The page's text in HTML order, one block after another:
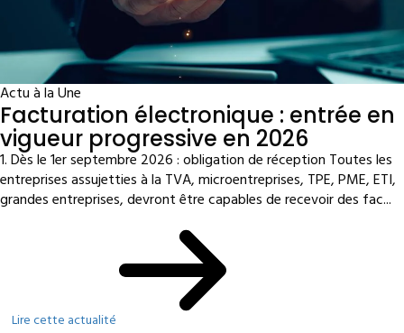
Actu à la Une
Facturation électronique : entrée en
vigueur progressive en 2026
1. Dès le 1er septembre 2026 : obligation de réception Toutes les
entreprises assujetties à la TVA, microentreprises, TPE, PME, ETI,
grandes entreprises, devront être capables de recevoir des fac...
Lire cette actualité